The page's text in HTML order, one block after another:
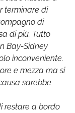
terminare di
di
di più. Tutto
Bay-Sidney
inconveniente.
e mezza ma si
sarebbe
restare a bordo